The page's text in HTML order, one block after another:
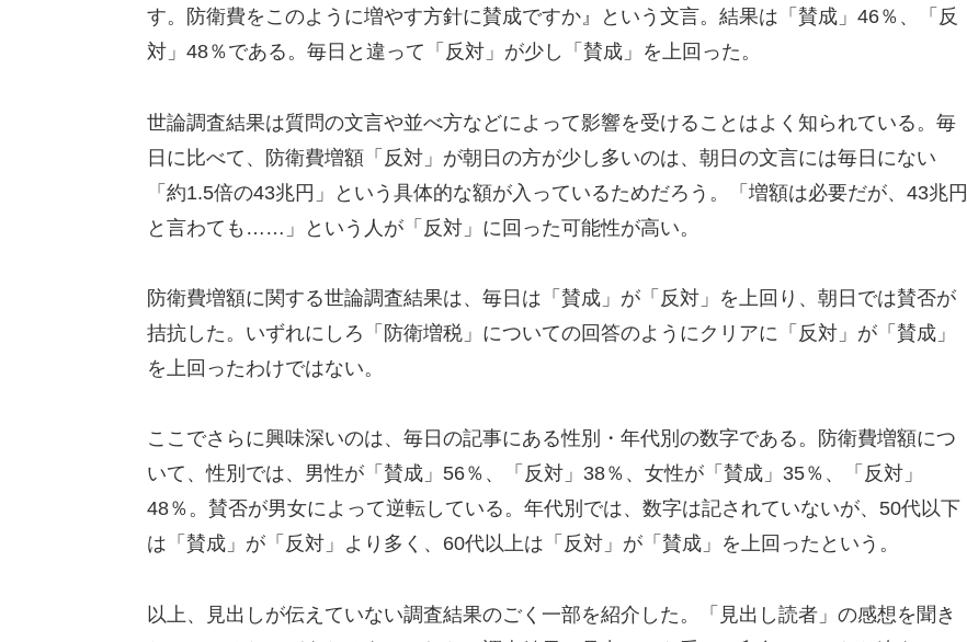
す。防衛費をこのように増やす方針に賛成ですか』という文言。結果は「賛成」46％、「反
対」48％である。毎日と違って「反対」が少し「賛成」を上回った。
世論調査結果は質問の文言や並べ方などによって影響を受けることはよく知られている。毎
日に比べて、防衛費増額「反対」が朝日の方が少し多いのは、朝日の文言には毎日にない
「約1.5倍の43兆円」という具体的な額が入っているためだろう。「増額は必要だが、43兆円
と言わても……」という人が「反対」に回った可能性が高い。
防衛費増額に関する世論調査結果は、毎日は「賛成」が「反対」を上回り、朝日では賛否が
拮抗した。いずれにしろ「防衛増税」についての回答のようにクリアに「反対」が「賛成」
を上回ったわけではない。
ここでさらに興味深いのは、毎日の記事にある性別・年代別の数字である。防衛費増額につ
いて、性別では、男性が「賛成」56％、「反対」38％、女性が「賛成」35％、「反対」
48％。賛否が男女によって逆転している。年代別では、数字は記されていないが、50代以下
は「賛成」が「反対」より多く、60代以上は「反対」が「賛成」を上回ったという。
以上、見出しが伝えていない調査結果のごく一部を紹介した。「見出し読者」の感想を聞き